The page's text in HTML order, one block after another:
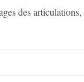
des articulations,